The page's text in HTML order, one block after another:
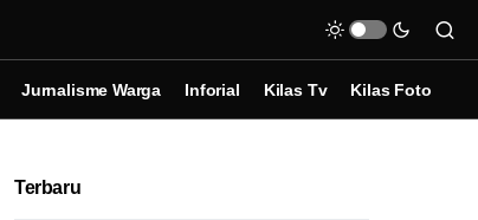
Jurnalisme Warga Inforial Kilas Tv Kilas Foto
Terbaru